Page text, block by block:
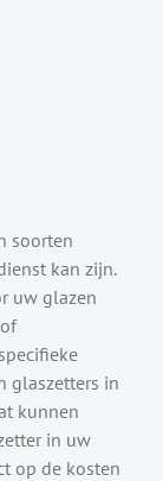
soorten
kan zijn.
uw glazen
glaszetters in
kunnen
in uw
op de kosten